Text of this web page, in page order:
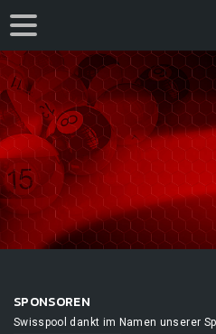
SPONSOREN
Swisspool dankt im Namen unserer